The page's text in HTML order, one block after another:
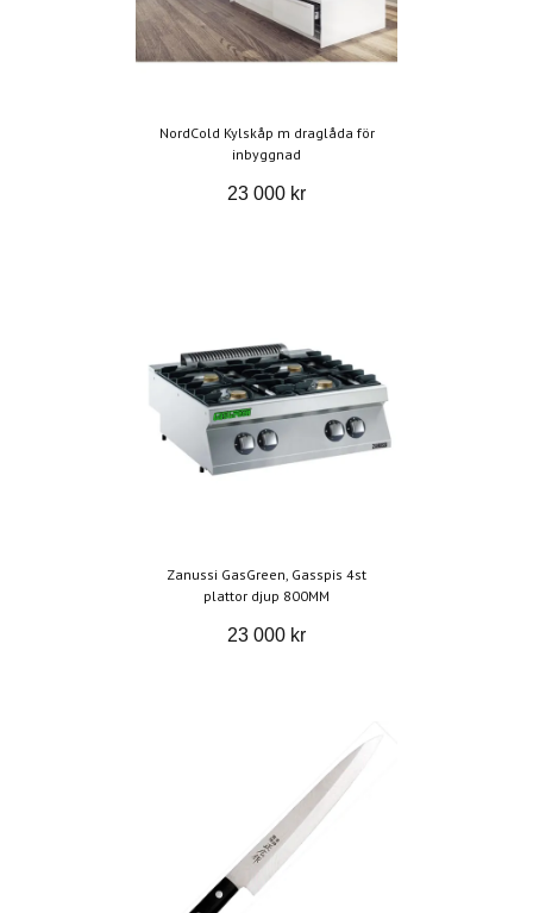
NordCold Kylskåp m draglåda för
inbyggnad
23 000 kr
Zanussi GasGreen, Gasspis 4st
plattor djup 800MM
23 000 kr